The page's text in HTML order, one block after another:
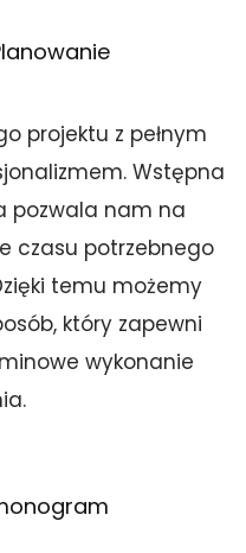
projektu z pełnym
Wstępna
pozwala nam na
czasu potrzebnego
temu możemy
który zapewni
wykonanie